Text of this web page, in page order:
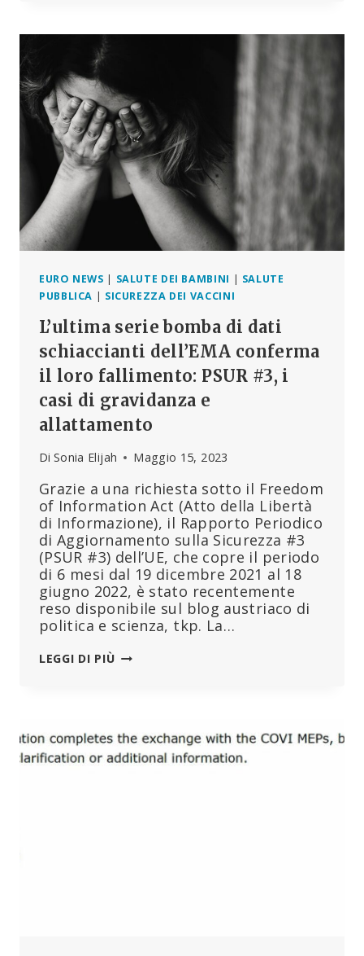
PARTE
PER
IL
RAPPORTO
SULLE
RADIAZIONI
EURO NEWS | SALUTE DEI BAMBINI | SALUTE
PUBBLICA | SICUREZZA DEI VACCINI
L’ultima serie bomba di dati
schiaccianti dell’EMA conferma
il loro fallimento: PSUR #3, i
casi di gravidanza e
allattamento
Di Sonia Elijah Maggio 15, 2023
Grazie a una richiesta sotto il Freedom
of Information Act (Atto della Libertà
di Informazione), il Rapporto Periodico
di Aggiornamento sulla Sicurezza #3
(PSUR #3) dell’UE, che copre il periodo
di 6 mesi dal 19 dicembre 2021 al 18
giugno 2022, è stato recentemente
reso disponibile sul blog austriaco di
politica e scienza, tkp. La…
LEGGI DI PIÙL’ULTIMA
SCHIACCIANTI
DELL’EMA